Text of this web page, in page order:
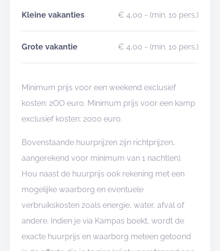
Kleine vakanties € 4,00 - (min. 10 pers.)
Grote vakantie € 4,00 - (min. 10 pers.)
Minimum prijs voor een weekend exclusief
kosten: 2OO euro. Minimum prijs voor een kamp
exclusief kosten: 2000 euro.
Bovenstaande huurprijzen zijn richtprijzen,
aangerekend voor minimum van 1 nacht(en).
Hou naast de huurprijs ook rekening met een
mogelijke waarborg en eventuele
verbruikskosten zoals energie, water, afval of
andere. Indien je via Kampas boekt, wordt de
exacte huurprijs en waarborg meteen getoond